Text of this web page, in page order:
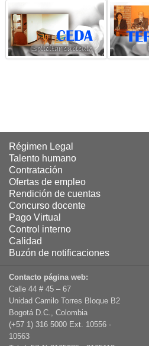
Régimen Legal
Talento humano
Contratación
Ofertas de empleo
Rendición de cuentas
Concurso docente
Pago Virtual
Control interno
Calidad
Buzón de notificaciones
Contacto página web:
Calle 44 # 45 – 67
Unidad Camilo Torres Bloque B2
Bogotá D.C., Colombia
(+57 1) 316 5000 Ext. 10556 -
10563